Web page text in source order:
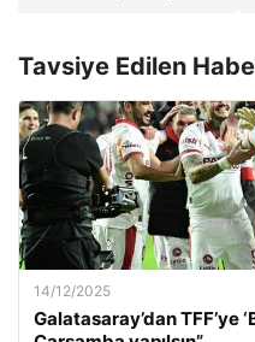
Tavsiye Edilen
14/12/2025
Galatasaray’dan TFF’ye